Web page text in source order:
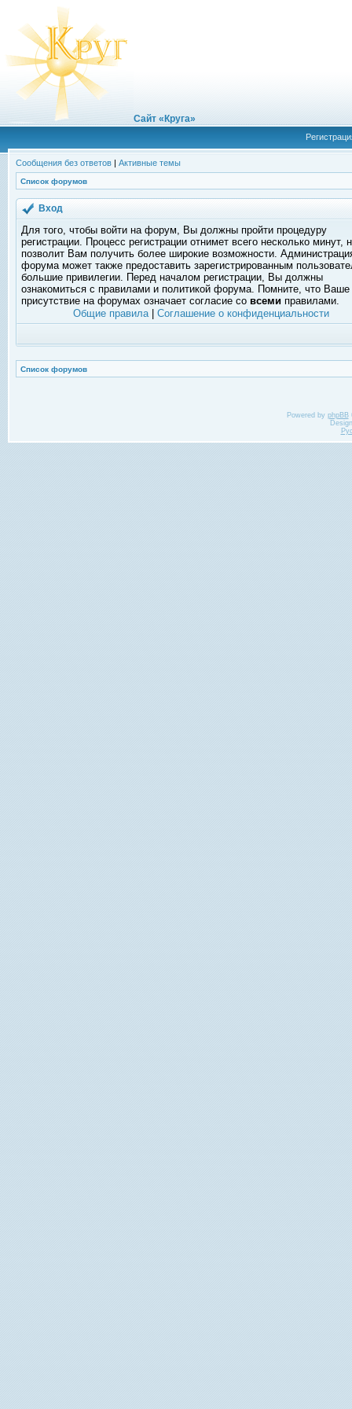
Сайт «Круга»
Сообщения без ответов | Активные темы
Список форумов
Вход
Для того, чтобы войти на форум, Вы должны пройти процедуру
регистрации. Процесс регистрации отнимет всего несколько минут,
позволит Вам получить более широкие возможности.
форума может также предоставить зарегистрированным
большие привилегии. Перед началом регистрации, Вы должны
ознакомиться с правилами и политикой форума. Помните, что Ваше
присутствие на форумах означает согласие со всеми правилами.
Общие правила| Соглашение о конфиденциальности
Список форумов
Powered by phpBB